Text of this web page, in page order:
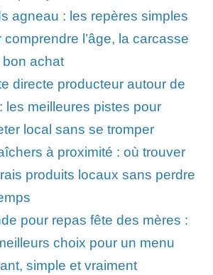
agneau : les repères simples
comprendre l’âge, la carcasse
bon achat
directe producteur autour de
les meilleures pistes pour
local sans se tromper
à proximité : où trouver
produits locaux sans perdre
pour repas fête des mères :
choix pour un menu
simple et vraiment